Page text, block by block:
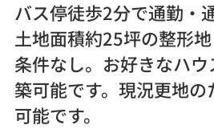
バス停徒歩2分で通勤・
土地面積約25坪の整形
条件なし。お好きなハ
築可能です。現況更地
可能です。